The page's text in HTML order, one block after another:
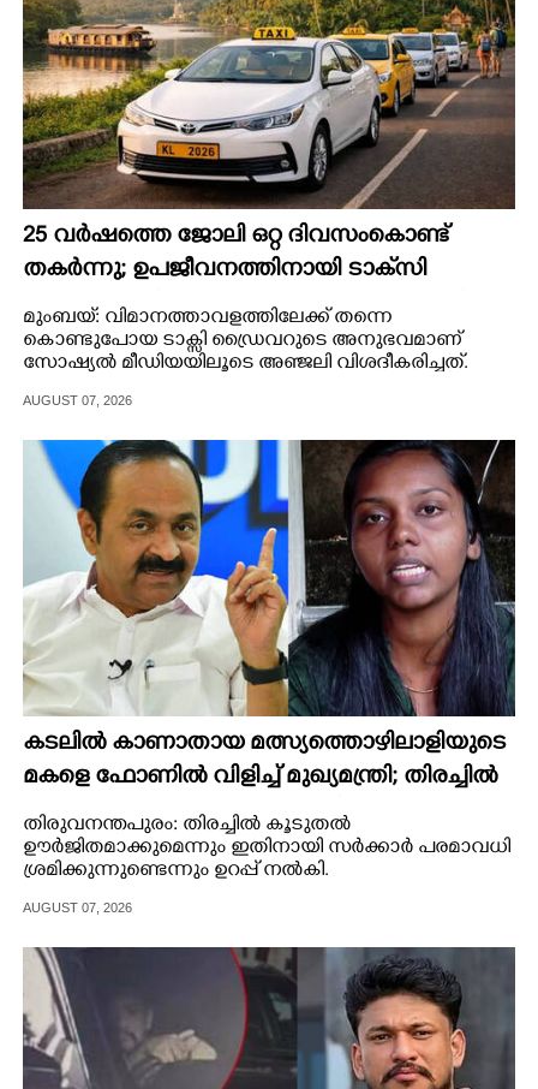
25 വർഷത്തെ ജോലി ഒറ്റ ദിവസംകൊണ്ട്
തകർന്നു; ഉപജീവനത്തിനായി ടാക്‌സി
ഡ്രൈവറായി,​ അനുഭവം പങ്കുവച്ച് യുവതി
മുംബയ്: വിമാനത്താവളത്തിലേക്ക് തന്നെ
കൊണ്ടുപോയ ടാക്സി ഡ്രൈവറുടെ അനുഭവമാണ്
സോഷ്യൽ മീഡിയയിലൂടെ അഞ്ജലി വിശദീകരിച്ചത്.
AUGUST 07, 2026
കടലിൽ കാണാതായ മത്സ്യത്തൊഴിലാളിയുടെ
മകളെ ഫോണിൽ വിളിച്ച് മുഖ്യമന്ത്രി; തിരച്ചിൽ
ശക്തമാക്കുമെന്ന് ഉറപ്പ് നൽകി
തിരുവനന്തപുരം: തിരച്ചിൽ കൂടുതൽ
ഊർജിതമാക്കുമെന്നും ഇതിനായി സർക്കാർ പരമാവധി
ശ്രമിക്കുന്നുണ്ടെന്നും ഉറപ്പ് നൽകി.
AUGUST 07, 2026